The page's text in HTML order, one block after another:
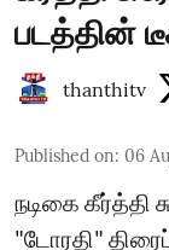
படத்தின்
thanthitv
Published on: 06
நடிகை கீர்த்தி
"டோரதி"